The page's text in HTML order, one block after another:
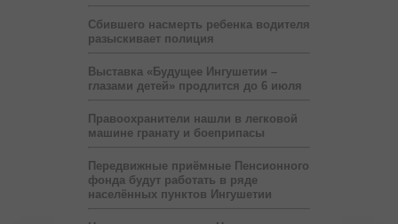
Сбившего насмерть ребенка водителя
разыскивает полиция
Выставка «Будущее Ингушетии –
глазами детей» продлится до 6 июля
Правоохранители нашли в легковой
машине гранату и боеприпасы
Передвижные приёмные Пенсионного
фонда будут работать в ряде
населённых пунктов Ингушетии